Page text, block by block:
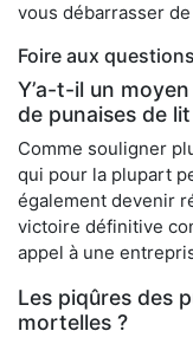
vous débarrasser
Foire aux questions
Y’a-t-il un
de punaises de
Comme souligner
qui pour la plupart
également devenir
victoire définitive
appel à une
Les piqûres des
mortelles ?